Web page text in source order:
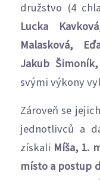
družstvo (4
Lucka
Malasková,
Jakub
svými výkony
Zároveň se
jednotlivců a
získali Míša, 1.
místo a postup